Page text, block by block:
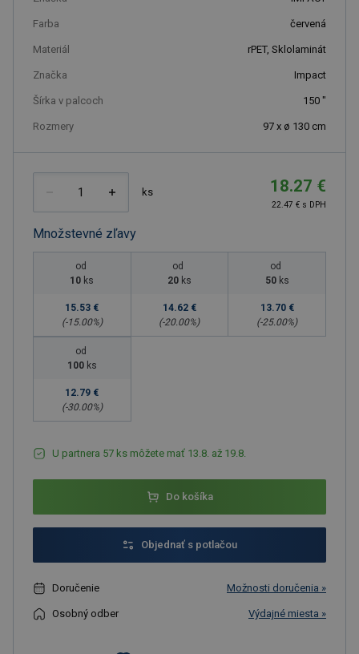
Farba červená
Materiál rPET, Sklolaminát
Značka Impact
Šírka v palcoch 150 "
Rozmery 97 x ø 130 cm
ks 18.27 €
22.47 € s DPH
Množstevné zľavy
od
10 ks
15.53 €
(-15.00%)
od
20 ks
14.62 €
(-20.00%)
od
50 ks
13.70 €
(-25.00%)
od
100 ks
12.79 €
(-30.00%)
U partnera 57 ks môžete mať 13.8. až 19.8.
Do košíka
Objednať s potlačou
Doručenie Možnosti doručenia »
Osobný odber Výdajné miesta »